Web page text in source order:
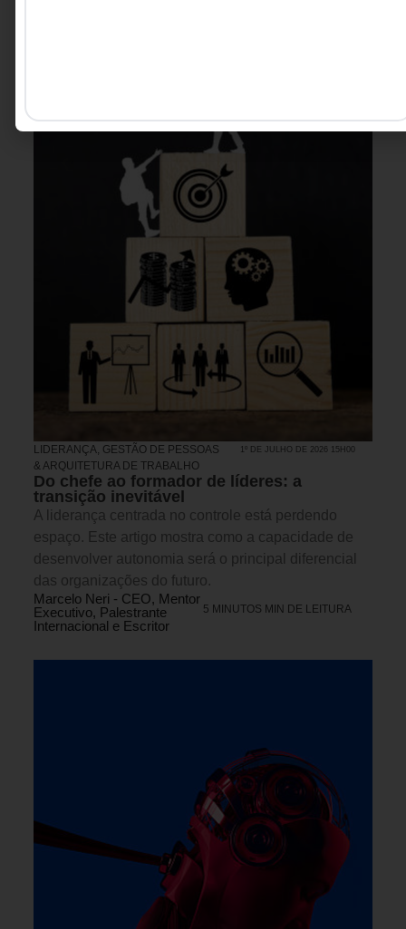
LIDERANÇA, GESTÃO DE PESSOAS
& ARQUITETURA DE TRABALHO
1º DE JULHO DE 2026 15H00
Do chefe ao formador de líderes: a
transição inevitável
A liderança centrada no controle está perdendo
espaço. Este artigo mostra como a capacidade de
desenvolver autonomia será o principal diferencial
das organizações do futuro.
Marcelo Neri - CEO, Mentor
Executivo, Palestrante
Internacional e Escritor
5 MINUTOS MIN DE LEITURA